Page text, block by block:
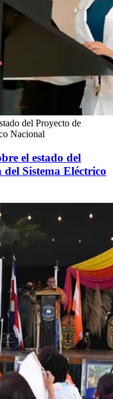
del Proyecto de
Nacional
el estado del
Sistema Eléctrico